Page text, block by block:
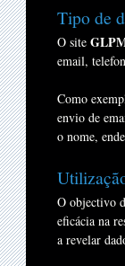
Tipo de
O site
email,
Como
envio de
o nome,
O objectivo
eficácia na
a revelar